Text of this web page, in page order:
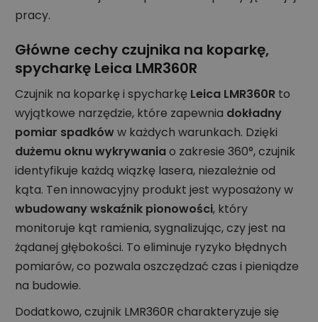
pracy.
Główne cechy czujnika na koparkę,
spycharkę Leica LMR360R
Czujnik na koparkę i spycharkę Leica LMR360R to
wyjątkowe narzędzie, które zapewnia dokładny
pomiar spadkóww każdych warunkach. Dzięki
dużemu oknu wykrywaniao zakresie 360°, czujnik
identyfikuje każdą wiązkę lasera, niezależnie od
kąta. Ten innowacyjny produkt jest wyposażony w
wbudowany wskaźnik pionowości, który
monitoruje kąt ramienia, sygnalizując, czy jest na
żądanej głębokości. To eliminuje ryzyko błędnych
pomiarów, co pozwala oszczędzać czas i pieniądze
na budowie.
Dodatkowo, czujnik LMR360R charakteryzuje się